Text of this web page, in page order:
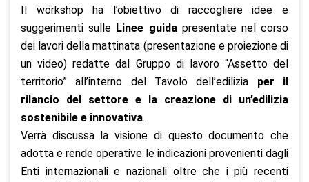
Il workshop ha l’obiettivo di raccogliere idee e
suggerimenti sulle Linee guidapresentate nel corso
dei lavori della mattinata (presentazione e proiezione di
un video) redatte dal Gruppo di lavoro “Assetto del
territorio” all’interno del Tavolo dell’edilizia per il
rilancio del settore e la creazione di un’edilizia
sostenibile e innovativa.
Verrà discussa la visione di questo documento che
adotta e rende operative le indicazioni provenienti dagli
Enti internazionali e nazionali oltre che i più recenti